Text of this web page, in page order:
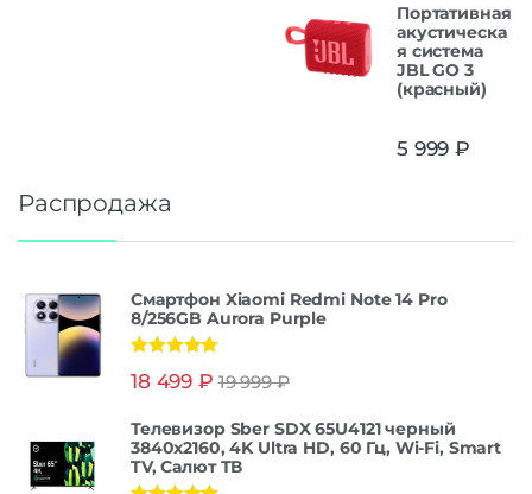
Портативная
акустическа
я система
JBL GO 3
(красный)
5 999 ₽
Распродажа
Смартфон Xiaomi Redmi Note 14 Pro
8/256GB Aurora Purple
из 5
18 499 ₽ 19 999₽
Телевизор Sber SDX 65U4121 черный
3840x2160, 4K Ultra HD, 60 Гц, Wi-Fi, Smart
TV, Салют ТВ